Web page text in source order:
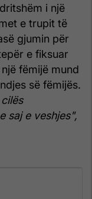
i një
e trupit të
gjumin për
e fiksuar
fëmijë mund
së fëmijës.
saj e veshjes",